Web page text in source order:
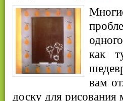
как
вам
доску для рисования